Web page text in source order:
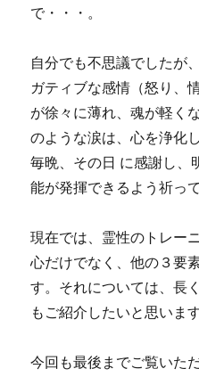
で・・・。
自分でも不思議でしたが
ガティブな感情（怒り、
が徐々に薄れ、魂が軽く
のような涙は、心を浄化
毎晩、その日 に感謝し、
能が発揮できるよう祈っ
現在では、霊性のトレー
心だけでなく、他の３要
す。それについては、長
もご紹介したいと思います
今回も最後までご覧いた